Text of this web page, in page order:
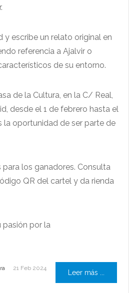
y escribe un relato original en
referencia a Ajalvir o
de su entorno.
de la Cultura, en la C/ Real,
desde el 1 de febrero hasta el
la oportunidad de ser parte de
los ganadores. Consulta
QR del cartel y da rienda
pasión por la
21 Feb 2024
Leer más ...